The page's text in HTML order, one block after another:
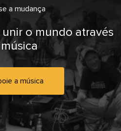
a mudança
o mundo através
a música